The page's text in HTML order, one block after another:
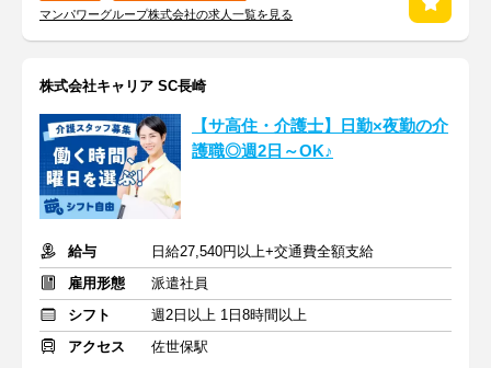
マンパワーグループ株式会社の求人一覧を見る
株式会社キャリア SC長崎
【サ高住・介護士】日勤×夜勤の介
護職◎週2日～OK♪
給与
日給27,540円以上+交通費全額支給
雇用形態
派遣社員
シフト
週2日以上 1日8時間以上
アクセス
佐世保駅